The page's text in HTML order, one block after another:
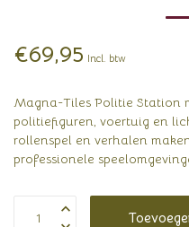
€69,95 Incl. btw
Magna-Tiles Politie Station
politiefiguren, voertuig en
rollenspel en verhalen
professionele